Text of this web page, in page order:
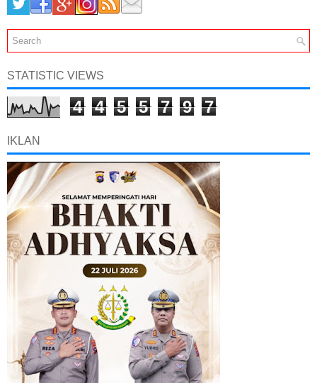
STATISTIC VIEWS
4 4 5 5 7 9 7
IKLAN